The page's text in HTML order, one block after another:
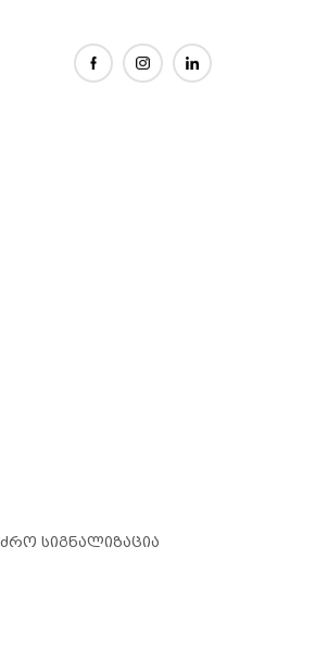
Კომპანია Მომსახურება
სიგნალიზაცია